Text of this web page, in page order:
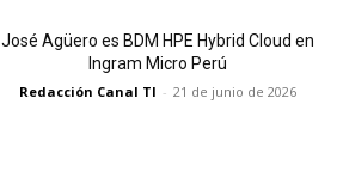
José Agüero es BDM HPE Hybrid Cloud en
Ingram Micro Perú
Redacción Canal TI - 21 de junio de 2026